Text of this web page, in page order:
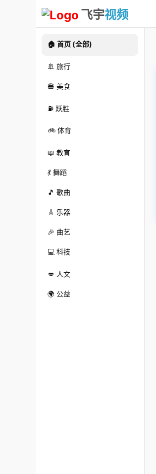
飞宇视频
🏠 首页 (全部)
🚢 旅行
🍔 美食
⛽ 跃胜
🚲 体育
📖 教育
💃 舞蹈
🎵 歌曲
🎸 乐器
🎉 曲艺
💻 科技
💋 人文
🌍 公益